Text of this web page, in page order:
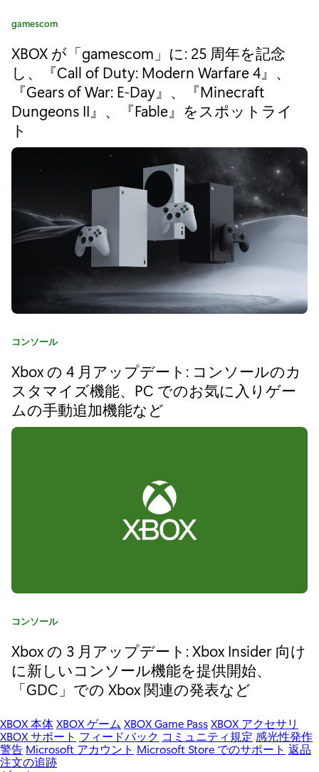
o
x
A
l
/
R
O
G
X
o
x
A
y
X
の
売
が
1
0
月
1
カ
ゴ
リ
gamescom
XBOX が「gamescom」に: 25 周年を記念
し、『Call of Duty: Modern Warfare 4』、
『Gears of War: E-Day』、『Minecraft
Dungeons II』、『Fable』をスポットライ
ト
カ
ゴ
リ
:
コンソール
Xbox の 4 月アップデート: コンソールのカ
スタマイズ機能、PC でのお気に入りゲー
ムの手動追加機能など
カ
ゴ
リ
:
コンソール
Xbox の 3 月アップデート: Xbox Insider 向け
に新しいコンソール機能を提供開始、
「GDC」での Xbox 関連の発表など
XBOX 本体XBOX ゲーム XBOX Game PassXBOX アクセサリ
XBOX サポート フィードバック コミュニティ規定 感光性発作
警告 Microsoft アカウント Microsoft Store でのサポート 返品
注文の追跡